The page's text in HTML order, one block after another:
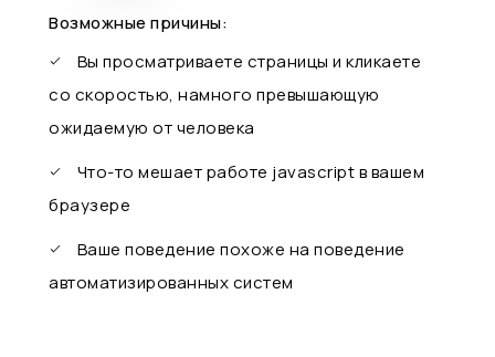
Возможные причины:
Вы просматриваете страницы и кликаете
со скоростью, намного превышающую
ожидаемую от человека
Что-то мешает работе javascript в вашем
браузере
Ваше поведение похоже на поведение
автоматизированных систем